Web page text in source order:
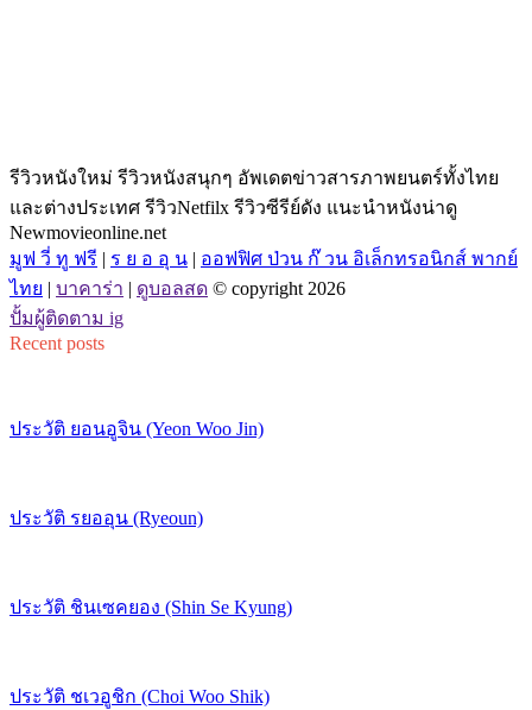
รีวิวหนังใหม่ รีวิวหนังสนุกๆ อัพเดตข่าวสารภาพยนตร์ทั้งไทย
และต่างประเทศ รีวิวNetfilx รีวิวซีรีย์ดัง แนะนำหนังน่าดู
Newmovieonline.net
มูฟ วี่ ทู ฟรี | ร ย อ อุ น | ออฟฟิศ ป่วน ก๊ วน อิเล็กทรอนิกส์ พากย์
ไทย | บาคาร่า | ดูบอลสด © copyright 2026
ปั้มผู้ติดตาม ig
Recent posts
ประวัติ ยอนอูจิน (Yeon Woo Jin)
ประวัติ รยออุน (Ryeoun)
ประวัติ ชินเซคยอง (Shin Se Kyung)
ประวัติ ชเวอูชิก (Choi Woo Shik)